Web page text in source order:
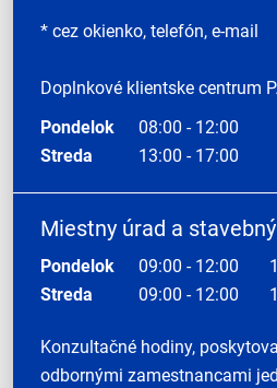
* cez okienko, telefón, e-mail
Doplnkové klientske centrum
Pondelok
08:00 - 12:00
Streda
13:00 - 17:00
Miestny úrad a
Pondelok 09:00 - 12:00
Streda
09:00 - 12:00
Konzultačné hodiny,
odbornými zamestnancami